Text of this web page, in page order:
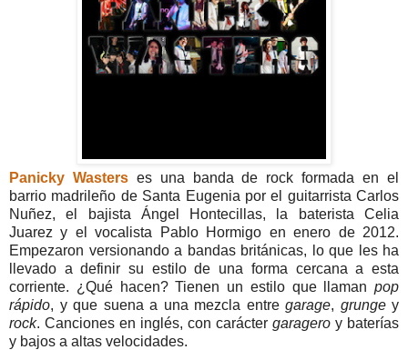
Panicky Wasters es una banda de rock formada en el
barrio madrileño de Santa Eugenia por el guitarrista Carlos
Nuñez, el bajista Ángel Hontecillas, la baterista Celia
Juarez y el vocalista Pablo Hormigo en enero de 2012.
Empezaron versionando a bandas británicas, lo que les ha
llevado a definir su estilo de una forma cercana a esta
corriente. ¿Qué hacen? Tienen un estilo que llaman pop
rápido, y que suena a una mezcla entre garage, grungey
rock. Canciones en inglés, con carácter garagero y baterías
y bajos a altas velocidades.